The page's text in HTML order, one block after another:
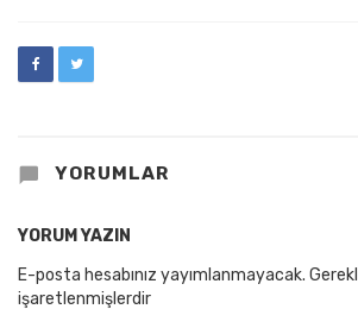
YORUMLAR
YORUM YAZIN
E-posta hesabınız yayımlanmayacak.
işaretlenmişlerdir